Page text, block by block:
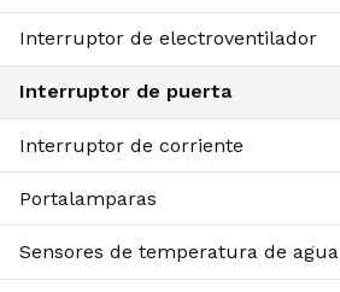
Interruptor de electroventilador
Interruptor de puerta
Interruptor de corriente
Portalamparas
Sensores de temperatura de agua